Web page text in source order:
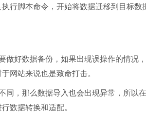
行脚本命令，开始将数据迁移到目标数
做好数据备份，如果出现误操作的情况
网站来说也是致命打击。
同，那么数据导入也会出现异常，所以
数据转换和适配。